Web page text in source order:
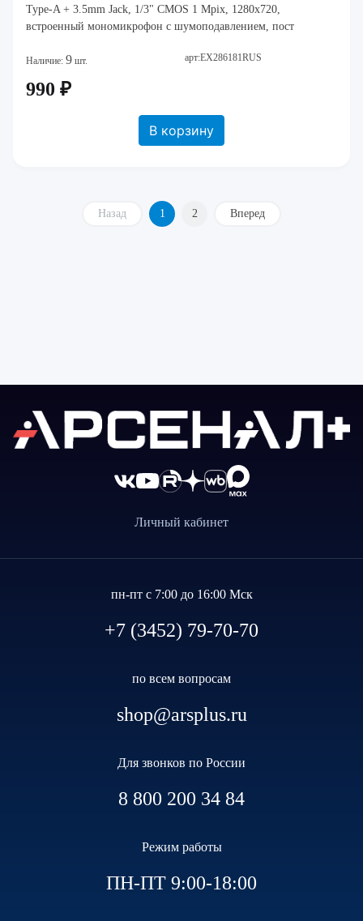
Type-A + 3.5mm Jack, 1/3" CMOS 1 Mpix, 1280x720,
встроенный мономикрофон с шумоподавлением, пост
Наличие: 9 шт. арт:EX286181RUS
990 ₽
В корзину
Назад 1 2 Вперед
Личный кабинет
пн-пт с 7:00 до 16:00 Мск
+7 (3452) 79-70-70
по всем вопросам
shop@arsplus.ru
Для звонков по России
8 800 200 34 84
Режим работы
ПН-ПТ 9:00-18:00